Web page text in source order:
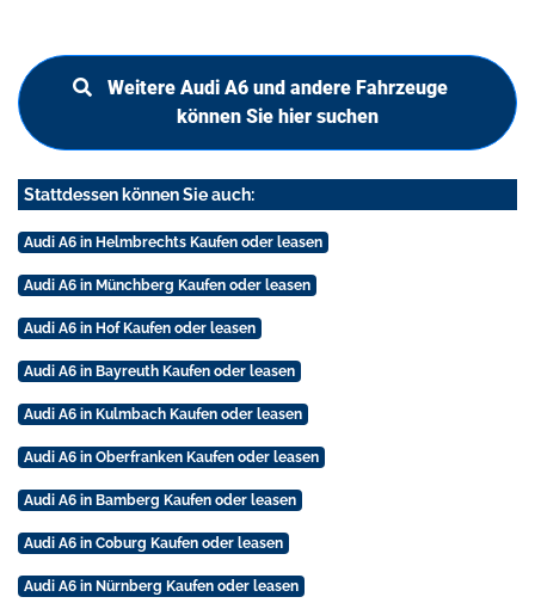
Weitere Audi A6 und andere Fahrzeuge
können Sie hier suchen
Stattdessen können Sie auch:
Audi A6 in Helmbrechts Kaufen oder leasen
Audi A6 in Münchberg Kaufen oder leasen
Audi A6 in Hof Kaufen oder leasen
Audi A6 in Bayreuth Kaufen oder leasen
Audi A6 in Kulmbach Kaufen oder leasen
Audi A6 in Oberfranken Kaufen oder leasen
Audi A6 in Bamberg Kaufen oder leasen
Audi A6 in Coburg Kaufen oder leasen
Audi A6 in Nürnberg Kaufen oder leasen